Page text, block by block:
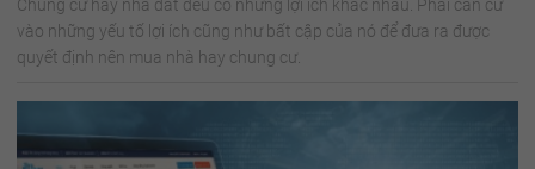
Chung cư hay nhà đất đều có những lợi ích khác nhau. Phải căn cứ
vào những yếu tố lợi ích cũng như bất cập của nó để đưa ra được
quyết định nên mua nhà hay chung cư.